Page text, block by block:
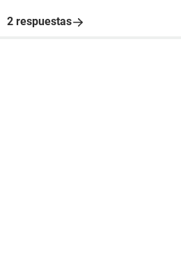
2 respuestas